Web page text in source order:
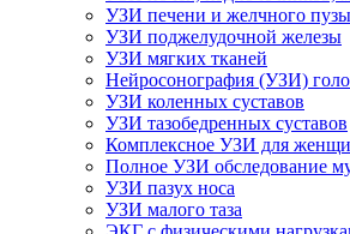
УЗИ печени и желчного
УЗИ поджелудочной железы
УЗИ мягких тканей
Нейросонография (УЗИ)
УЗИ коленных суставов
УЗИ тазобедренных суставов
Комплексное УЗИ для
Полное УЗИ обследование
УЗИ пазух носа
УЗИ малого таза